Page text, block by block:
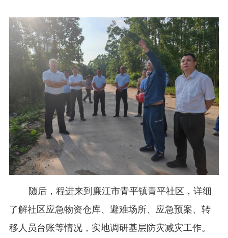
随后，程进来到廉江市青平镇青平社区，详细
了解社区应急物资仓库、避难场所、应急预案、转
移人员台账等情况，实地调研基层防灾减灾工作。